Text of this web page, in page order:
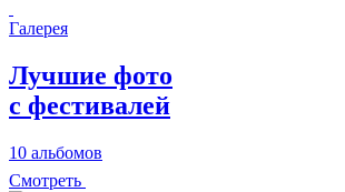
Галерея
Лучшие фото
с фестивалей
10 альбомов
Смотреть